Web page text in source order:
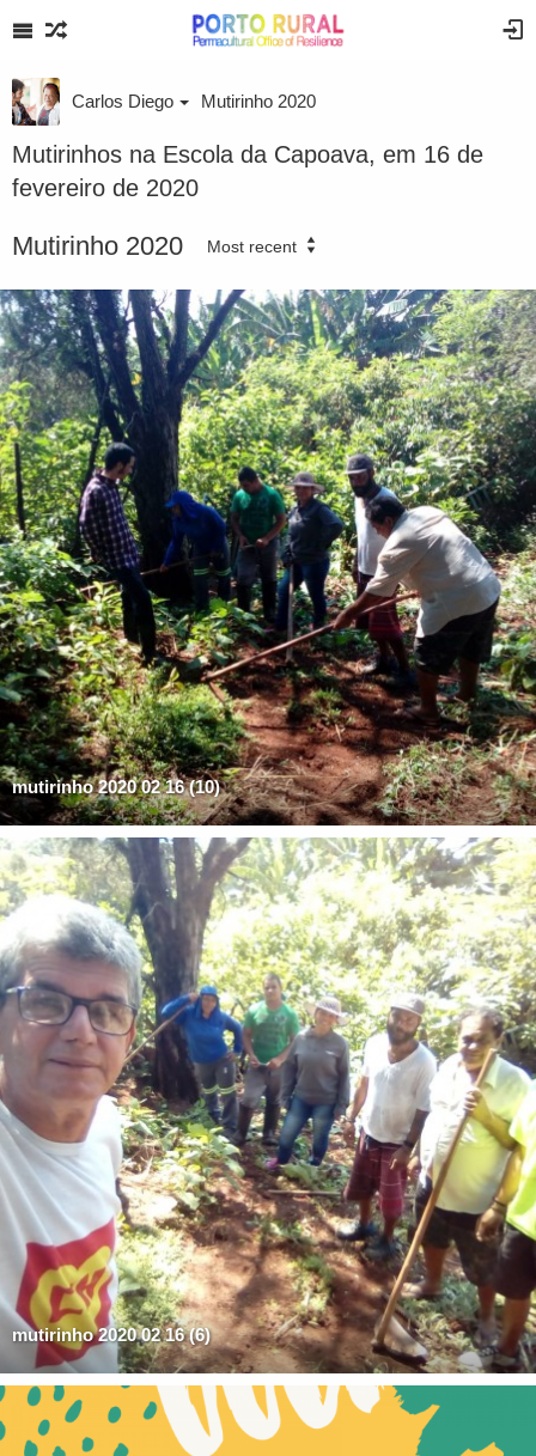
Carlos Diego Mutirinho 2020
Mutirinhos na Escola da Capoava, em 16 de
fevereiro de 2020
Mutirinho 2020 Most recent
mutirinho 2020 02 16 (10)
mutirinho 2020 02 16 (6)